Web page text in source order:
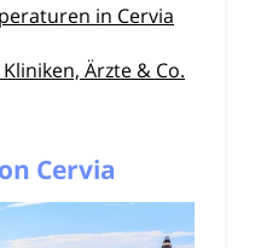
in Cervia
Ärzte & Co.
Cervia